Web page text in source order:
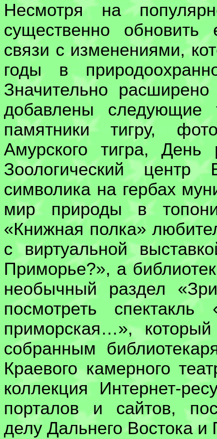
Несмотря на
существенно
связи с изменениями,
годы в
Значительно
добавлены
памятники тигру,
Амурского тигра,
Зоологический
символика на гербах
мир природы в
«Книжная полка»
с виртуальной
Приморье?», а
необычный раздел
посмотреть
приморская…»,
собранным
Краевого камерного
коллекция Интернет-
порталов и сайтов,
делу Дальнего Востока